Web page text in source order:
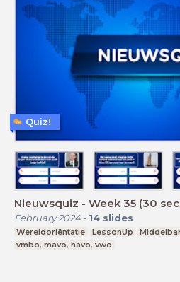
Nieuwsquiz - Week 35 (30
February 2024- 14 slides
Wereldoriëntatie LessonUp
vmbo, mavo, havo, vwo
Quiz!